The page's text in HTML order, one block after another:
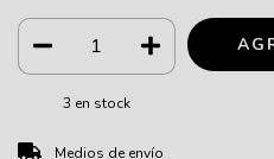
3 en stock
Entregas para el CP:
Medios de envío